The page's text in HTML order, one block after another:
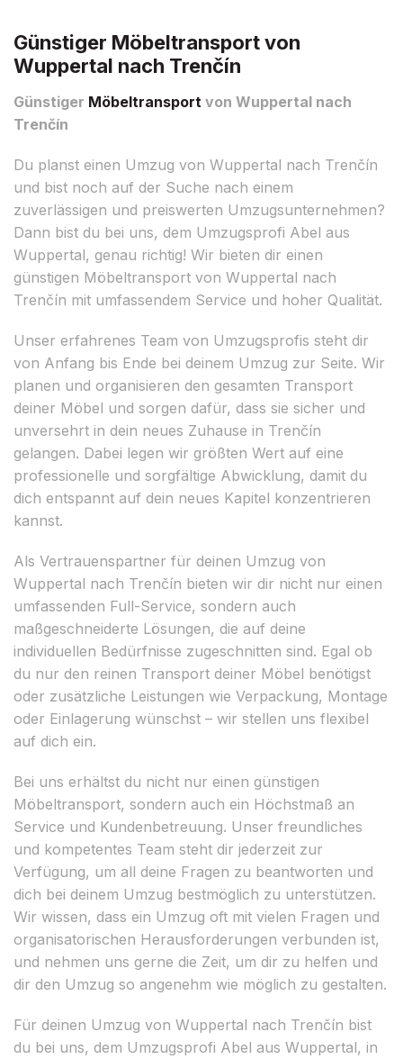
Günstiger Möbeltransport von
Wuppertal nach Trenčín
Günstiger Möbeltransport von Wuppertal nach
Trenčín
Du planst einen Umzug von Wuppertal nach Trenčín
und bist noch auf der Suche nach einem
zuverlässigen und preiswerten Umzugsunternehmen?
Dann bist du bei uns, dem Umzugsprofi Abel aus
Wuppertal, genau richtig! Wir bieten dir einen
günstigen Möbeltransport von Wuppertal nach
Trenčín mit umfassendem Service und hoher Qualität.
Unser erfahrenes Team von Umzugsprofis steht dir
von Anfang bis Ende bei deinem Umzug zur Seite. Wir
planen und organisieren den gesamten Transport
deiner Möbel und sorgen dafür, dass sie sicher und
unversehrt in dein neues Zuhause in Trenčín
gelangen. Dabei legen wir größten Wert auf eine
professionelle und sorgfältige Abwicklung, damit du
dich entspannt auf dein neues Kapitel konzentrieren
kannst.
Als Vertrauenspartner für deinen Umzug von
Wuppertal nach Trenčín bieten wir dir nicht nur einen
umfassenden Full-Service, sondern auch
maßgeschneiderte Lösungen, die auf deine
individuellen Bedürfnisse zugeschnitten sind. Egal ob
du nur den reinen Transport deiner Möbel benötigst
oder zusätzliche Leistungen wie Verpackung, Montage
oder Einlagerung wünschst – wir stellen uns flexibel
auf dich ein.
Bei uns erhältst du nicht nur einen günstigen
Möbeltransport, sondern auch ein Höchstmaß an
Service und Kundenbetreuung. Unser freundliches
und kompetentes Team steht dir jederzeit zur
Verfügung, um all deine Fragen zu beantworten und
dich bei deinem Umzug bestmöglich zu unterstützen.
Wir wissen, dass ein Umzug oft mit vielen Fragen und
organisatorischen Herausforderungen verbunden ist,
und nehmen uns gerne die Zeit, um dir zu helfen und
dir den Umzug so angenehm wie möglich zu gestalten.
Für deinen Umzug von Wuppertal nach Trenčín bist
du bei uns, dem Umzugsprofi Abel aus Wuppertal, in